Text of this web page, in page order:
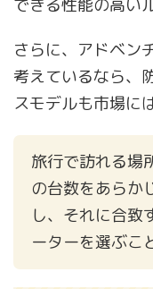
できる性能の高い
さらに、アドベン
考えているなら、
スモデルも市場に
旅行で訪れる場
の台数をあらか
し、それに合致
ーターを選ぶこ